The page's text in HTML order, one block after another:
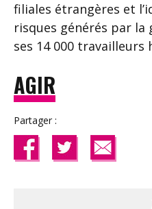
filiales étrangères et
risques générés par la
ses 14 000 travailleurs
AGIR
Partager :